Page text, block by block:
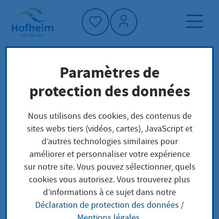
Accueil"
Page d'accueil
Trouver un service
Préoccupations locales
Prostitutionstätigkeit erstmalig anmelden
Prostitutionstätigkeit
erstmalig anmelden
Paramètres de
protection des données
Nous utilisons des cookies, des contenus de
sites webs tiers (vidéos, cartes), JavaScript et
d’autres technologies similaires pour
améliorer et personnaliser votre expérience
sur notre site. Vous pouvez sélectionner, quels
cookies vous autorisez. Vous trouverez plus
d’informations à ce sujet dans notre
Déclaration de protection des données /